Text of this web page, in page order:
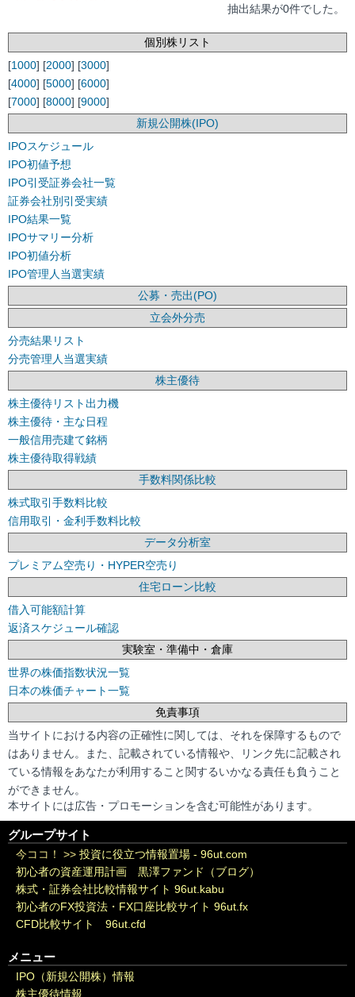
抽出結果が0件でした。
個別株リスト
[1000] [2000] [3000]
[4000] [5000] [6000]
[7000] [8000] [9000]
新規公開株(IPO)
IPOスケジュール
IPO初値予想
IPO引受証券会社一覧
証券会社別引受実績
IPO結果一覧
IPOサマリー分析
IPO初値分析
IPO管理人当選実績
公募・売出(PO)
立会外分売
分売結果リスト
分売管理人当選実績
株主優待
株主優待リスト出力機
株主優待・主な日程
一般信用売建て銘柄
株主優待取得戦績
手数料関係比較
株式取引手数料比較
信用取引・金利手数料比較
データ分析室
プレミアム空売り・HYPER空売り
住宅ローン比較
借入可能額計算
返済スケジュール確認
実験室・準備中・倉庫
世界の株価指数状況一覧
日本の株価チャート一覧
免責事項
当サイトにおける内容の正確性に関しては、それを保障するもので
はありません。また、記載されている情報や、リンク先に記載され
ている情報をあなたが利用すること関するいかなる責任も負うこと
ができません。
本サイトには広告・プロモーションを含む可能性があります。
グループサイト
今ココ！ >> 投資に役立つ情報置場 - 96ut.com
初心者の資産運用計画 黒澤ファンド（ブログ）
株式・証券会社比較情報サイト 96ut.kabu
初心者のFX投資法・FX口座比較サイト 96ut.fx
CFD比較サイト 96ut.cfd
メニュー
IPO（新規公開株）情報
株主優待情報